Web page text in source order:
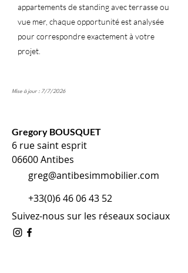
appartements de standing avec terrasse ou
vue mer, chaque opportunité est analysée
pour correspondre exactement à votre
projet.
Mise à jour : 7/7/2026
Gregory BOUSQUET
6 rue saint esprit
06600 Antibes
greg@antibesimmobilier.com
+33(0)6 46 06 43 52
Suivez-nous sur les réseaux sociaux